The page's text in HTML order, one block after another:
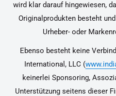
wird klar darauf hingewiesen,
Originalprodukten besteht
Urheber- oder
Ebenso besteht keine
International, LLC (
keinerlei Sponsoring,
Unterstützung seitens dieser